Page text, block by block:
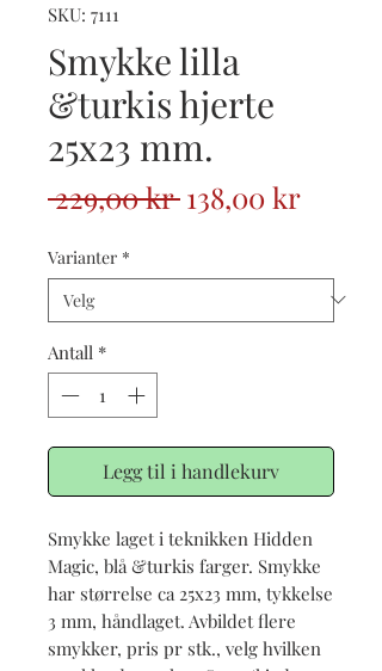
SKU: 7111
Smykke lilla
&turkis hjerte
25x23 mm.
229,00 kr Vanlig
138,00 kr
Varianter *
Antall *
Legg til i handlekurv
Smykke laget i teknikken Hidden
Magic, blå &turkis farger. Smykke
har størrelse ca 25x23 mm, tykkelse
3 mm, håndlaget. Avbildet flere
smykker, pris pr stk., velg hvilken